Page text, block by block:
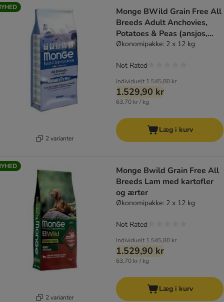
2 varianter
Monge BWild Grain Free All
Breeds Adult Anchovies,
Potatoes & Peas (ansjos,
kartofler og ærter)
Økonomipakke: 2 x 12 kg
Individuelt 1.545,80 kr
1.529,90 kr
63,70 kr / kg
Not Rated
Læg i kurv
2 varianter
Monge Bwild Grain Free All
Breeds Lam med kartofler
og ærter
Økonomipakke: 2 x 12 kg
Individuelt 1.545,80 kr
1.529,90 kr
63,70 kr / kg
Not Rated
Læg i kurv